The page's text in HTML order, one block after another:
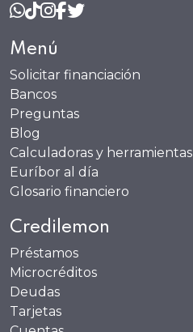
Menú
Solicitar financiación
Bancos
Preguntas
Blog
Calculadoras y herramientas
Euríbor al día
Glosario financiero
Credilemon
Préstamos
Microcréditos
Deudas
Tarjetas